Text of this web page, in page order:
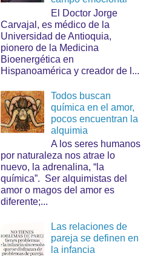
El Doctor Jorge
Carvajal, es médico de la
Universidad de Antioquia,
pionero de la Medicina
Bioenergética en
Hispanoamérica y creador de l...
Todos buscan
química en el amor,
pocos encuentran la
alquimia
A los seres humanos
por naturaleza nos atrae lo
nuevo, la adrenalina, “la
química”. Ser alquimistas del
amor o magos del amor es
diferente;...
Las relaciones de
pareja se definen en
la infancia